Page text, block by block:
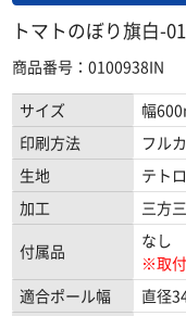
トマトのぼり旗白-
商品番号：0100938IN
サイズ
幅
印刷方法
フル
生地
テト
加工
三方
付属品
なし
※取付
適合ポール幅
直径